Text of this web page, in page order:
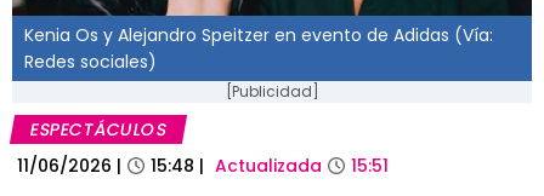
Kenia Os y Alejandro Speitzer en evento de Adidas (Vía:
Redes sociales)
[Publicidad]
ESPECTÁCULOS
11/06/2026 | 15:48 | Actualizada 15:51